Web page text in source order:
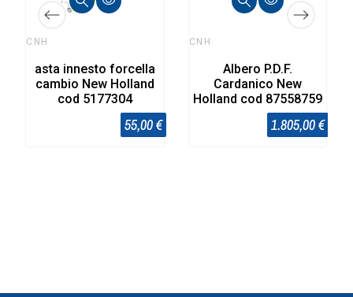
CNH
asta innesto forcella
cambio New Holland
cod 5177304
55,00 €
CNH
Albero P.D.F.
Cardanico New
Holland cod 87558759
1.805,00 €